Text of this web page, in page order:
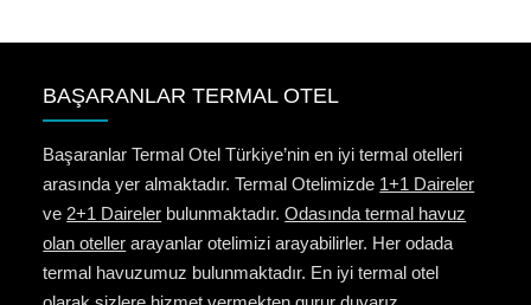
BAŞARANLAR TERMAL OTEL
Başaranlar Termal Otel Türkiye’nin en iyi termal otelleri
arasında yer almaktadır. Termal Otelimizde 1+1 Daireler
ve 2+1 Daireler bulunmaktadır.Odasında termal havuz
olan oteller arayanlar otelimizi arayabilirler. Her odada
termal havuzumuz bulunmaktadır. En iyi termal otel